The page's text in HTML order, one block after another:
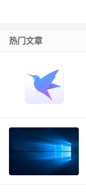
热门文章